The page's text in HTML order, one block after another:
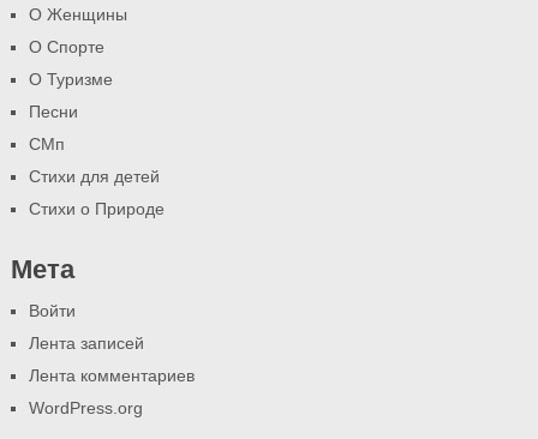
О Женщины
О Спорте
О Туризме
Песни
СМп
Стихи для детей
Стихи о Природе
Мета
Войти
Лента записей
Лента комментариев
WordPress.org